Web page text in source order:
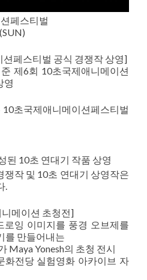
페스티벌
페스티벌 공식 경쟁작 상영]
제6회 10초국제애니메이션
영
초국제애니메이션페스티벌
된 10초 연대기 작품 상영
작 및 10초 연대기 상영작은
.
니메이션 초청전]
잉 이미지를 풍경 오브제를
를 만들어내는
Maya Yonesh의 초청 전시
화전당 실험영화 아카이브 자